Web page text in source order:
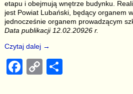
etapu i obejmują wnętrze budynku.
jest Powiat Lubański, będący organem
jednocześnie organem prowadzącym
Data publikacji 12.02.20926 r.
Czytaj dalej →
F
C